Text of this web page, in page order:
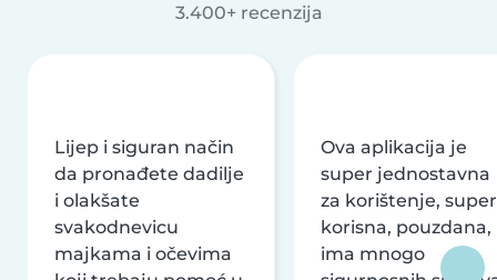
3.400+ recenzija
Lijep i siguran način
da pronađete dadilje
i olakšate
svakodnevicu
majkama i očevima
Ova aplikacija je
super jednostavna
za korištenje, super
korisna, pouzdana,
ima mnogo